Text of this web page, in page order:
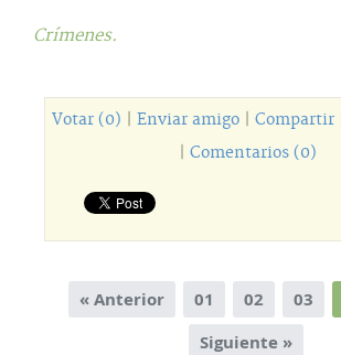
Crímenes.
Votar (0) Enviar amigo| Compartir|
Comentarios (0)
« Anterior 01 02 03
Siguiente »